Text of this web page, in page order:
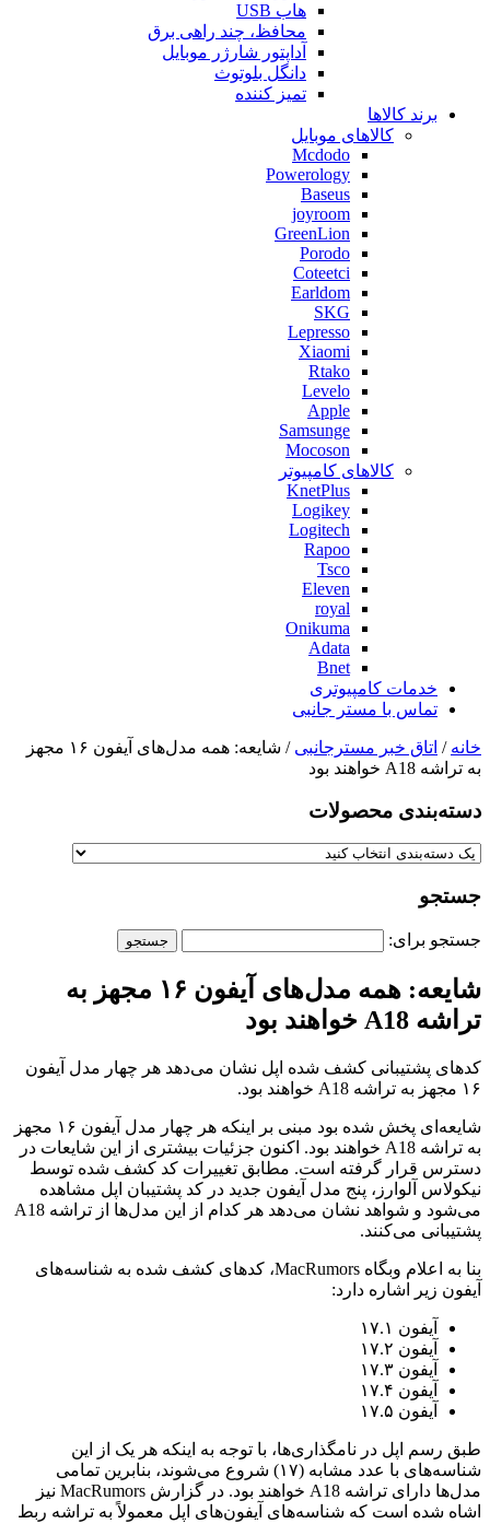
هاب USB
محافظ، چند راهی برق
آداپتور شارژر موبایل
دانگل بلوتوث
تمیز کننده
برند کالاها
کالاهای موبایل
Mcdodo
Powerology
Baseus
joyroom
GreenLion
Porodo
Coteetci
Earldom
SKG
Lepresso
Xiaomi
Rtako
Levelo
Apple
Samsunge
Mocoson
کالاهای کامپیوتر
KnetPlus
Logikey
Logitech
Rapoo
Tsco
Eleven
royal
Onikuma
Adata
Bnet
خدمات کامپیوتری
تماس با مستر جانبی
خانه / اتاق خبر مسترجانبی
/ شایعه: همه مدل‌های آیفون ۱۶ مجهز
به تراشه A18 خواهند بود
دسته‌بندی‌ محصولات
جستجو
جستجو برای:
شایعه: همه مدل‌های آیفون ۱۶ مجهز به
تراشه A18 خواهند بود
کدهای پشتیبانی کشف شده اپل نشان می‌دهد هر چهار مدل آیفون
۱۶ مجهز به تراشه A18 خواهند بود.
شایعه‌‌ای پخش شده بود مبنی بر اینکه هر چهار مدل آیفون ۱۶ مجهز
به تراشه A18 خواهند بود. اکنون جزئیات بیشتری از این شایعات در
دسترس قرار گرفته است. مطابق تغییرات کد کشف شده توسط
نیکولاس آلوارز، پنج مدل آیفون جدید در کد پشتیبان اپل مشاهده
می‌شود و شواهد نشان می‌دهد هر کدام از این مدل‌ها از تراشه A18
پشتیبانی می‌کنند.
بنا به اعلام وبگاه MacRumors، کدهای کشف شده به شناسه‌های
آیفون زیر اشاره دارد:
آیفون ۱۷.۱
آیفون ۱۷.۲
آیفون ۱۷.۳
آیفون ۱۷.۴
آیفون ۱۷.۵
طبق رسم اپل در نامگذاری‌ها، با توجه به اینکه هر یک از این
شناسه‌های با عدد مشابه (۱۷) شروع می‌شوند، بنابرین تمامی
مدل‌ها دارای تراشه A18 خواهند بود. در گزارش MacRumors نیز
اشاه شده است که شناسه‌های آیفون‌های اپل معمولاً به تراشه ربط